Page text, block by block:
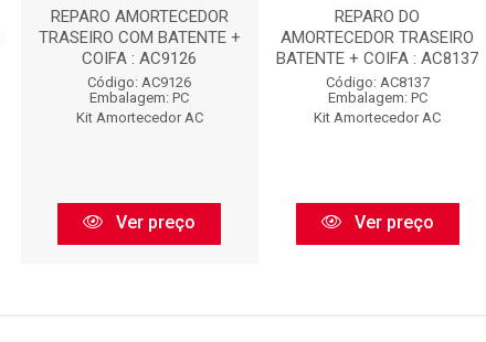
REPARO AMORTECEDOR
TRASEIRO COM BATENTE +
COIFA : AC9126
Código: AC9126
Embalagem: PC
Kit Amortecedor AC
Ver preço
REPARO DO
AMORTECEDOR TRASEIRO
BATENTE + COIFA : AC8137
Código: AC8137
Embalagem: PC
Kit Amortecedor AC
Ver preço